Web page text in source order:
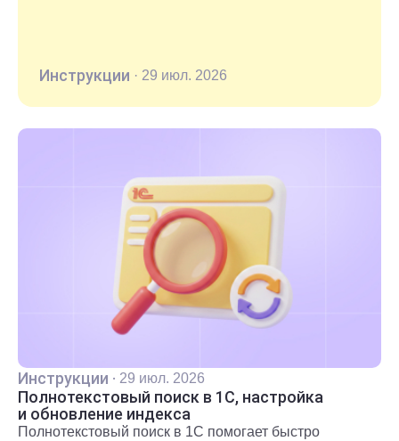
Инструкции · 29 июл. 2026
Инструкции · 29 июл. 2026
Полнотекстовый поиск в 1С, настройка
и обновление индекса
Полнотекстовый поиск в 1С помогает быстро